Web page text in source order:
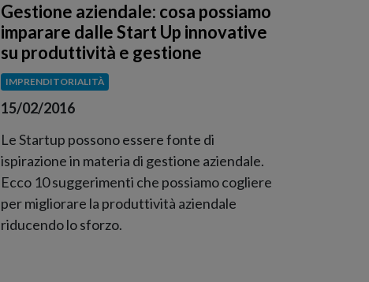
Gestione aziendale: cosa possiamo
imparare dalle Start Up innovative
su produttività e gestione
IMPRENDITORIALITÀ
15/02/2016
Le Startup possono essere fonte di
ispirazione in materia di gestione aziendale.
Ecco 10 suggerimenti che possiamo cogliere
per migliorare la produttività aziendale
riducendo lo sforzo.